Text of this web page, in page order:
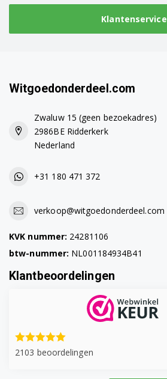
Klantenservice
Witgoedonderdeel.com
Zwaluw 15 (geen bezoekadres)
2986BE Ridderkerk
Nederland
+31 180 471 372
verkoop@witgoedonderdeel.com
KVK nummer: 24281106
btw-nummer: NL001184934B41
Klantbeoordelingen
2103 beoordelingen